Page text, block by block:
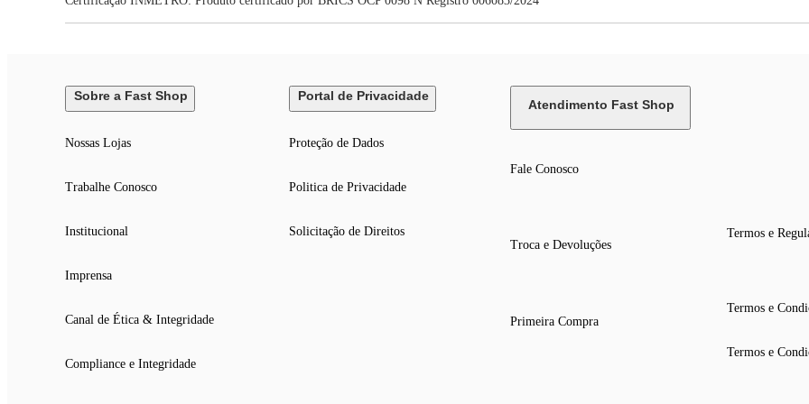
Sobre a Fast Shop
Nossas Lojas
Trabalhe Conosco
Institucional
Imprensa
Canal de Ética & Integridade
Compliance e Integridade
Portal de Privacidade
Proteção de Dados
Politica de Privacidade
Solicitação de Direitos
Atendimento Fast Shop
Fale Conosco
Troca e Devoluções
Primeira Compra
Termos e
Termos e
Termos e